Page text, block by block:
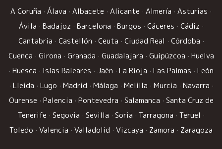
A Coruña · Álava · Albacete · Alicante · Almería · Asturias ·
Ávila · Badajoz · Barcelona · Burgos · Cáceres · Cádiz ·
Cantabria · Castellón · Ceuta · Ciudad Real · Córdoba ·
Cuenca · Girona · Granada · Guadalajara · Guipúzcoa · Huelva
· Huesca · Islas Baleares · Jaén · La Rioja · Las Palmas · León
· Lleida · Lugo · Madrid · Málaga · Melilla · Murcia · Navarra ·
Ourense · Palencia · Pontevedra · Salamanca · Santa Cruz de
Tenerife · Segovia · Sevilla · Soria · Tarragona · Teruel ·
Toledo · Valencia · Valladolid · Vizcaya · Zamora · Zaragoza